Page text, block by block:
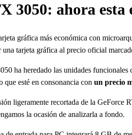
3050: ahora esta
gráfica más económica con
tarjeta gráfica al precio oficial
ha heredado las unidades
que esté en consonancia con un precio
ligeramente recortada de la GeForce
la ocasión de analizarla a fondo.